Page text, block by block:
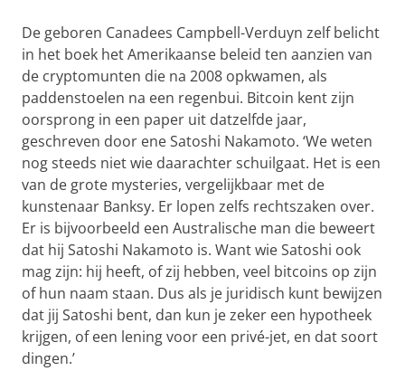
De geboren Canadees Campbell-Verduyn zelf belicht
in het boek het Amerikaanse beleid ten aanzien van
de cryptomunten die na 2008 opkwamen, als
paddenstoelen na een regenbui. Bitcoin kent zijn
oorsprong in een paper uit datzelfde jaar,
geschreven door ene Satoshi Nakamoto. ‘We weten
nog steeds niet wie daarachter schuilgaat. Het is een
van de grote mysteries, vergelijkbaar met de
kunstenaar Banksy. Er lopen zelfs rechtszaken over.
Er is bijvoorbeeld een Australische man die beweert
dat hij Satoshi Nakamoto is. Want wie Satoshi ook
mag zijn: hij heeft, of zij hebben, veel bitcoins op zijn
of hun naam staan. Dus als je juridisch kunt bewijzen
dat jij Satoshi bent, dan kun je zeker een hypotheek
krijgen, of een lening voor een privé-jet, en dat soort
dingen.’